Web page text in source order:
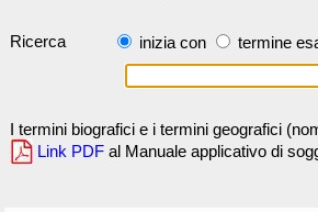
Ricerca inizia con termine
I termini biografici e i termini geografici
Link PDF al Manuale applicativo di